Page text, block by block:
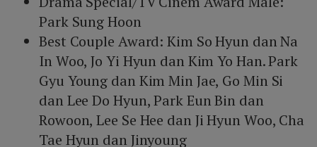
Park Sung Hoon
Best Couple Award: Kim So Hyun dan Na
In Woo, Jo Yi Hyun dan Kim Yo Han. Park
Gyu Young dan Kim Min Jae, Go Min Si
dan Lee Do Hyun, Park Eun Bin dan
Rowoon, Lee Se Hee dan Ji Hyun Woo, Cha
Tae Hyun dan Jinyoung